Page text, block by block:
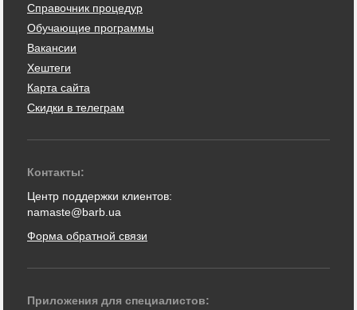
Справочник процедур
Обучающие программы
Вакансии
Хештеги
Карта сайта
Скидки в телеграм
Контакты:
Центр поддержки клиентов:
namaste@barb.ua
Форма обратной связи
Приложения для специалистов: